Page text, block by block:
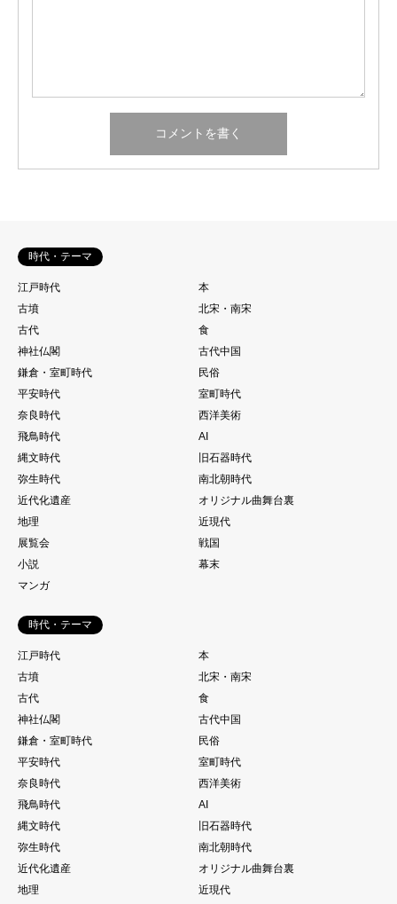
時代・テーマ
江戸時代
本
古墳
北宋・南宋
古代
食
神社仏閣
古代中国
鎌倉・室町時代
民俗
平安時代
室町時代
奈良時代
西洋美術
飛鳥時代
AI
縄文時代
旧石器時代
弥生時代
南北朝時代
近代化遺産
オリジナル曲舞台裏
地理
近現代
展覧会
戦国
小説
幕末
マンガ
時代・テーマ
江戸時代
本
古墳
北宋・南宋
古代
食
神社仏閣
古代中国
鎌倉・室町時代
民俗
平安時代
室町時代
奈良時代
西洋美術
飛鳥時代
AI
縄文時代
旧石器時代
弥生時代
南北朝時代
近代化遺産
オリジナル曲舞台裏
地理
近現代